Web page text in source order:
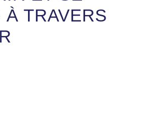
À TRAVERS